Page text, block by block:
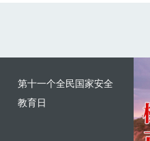
第十一个全民国家安全
教育日